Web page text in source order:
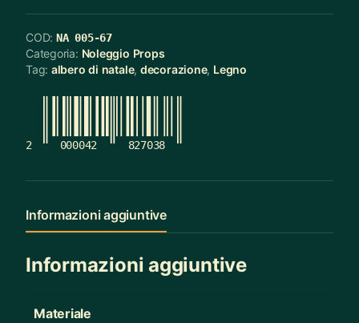
COD: NA 005-67
Categoria: Noleggio Props
Tag: albero di natale, decorazione, Legno
2 000042 827038
Informazioni aggiuntive
Informazioni aggiuntive
Materiale